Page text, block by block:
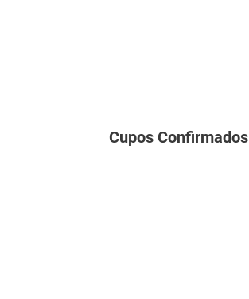
Cupos Confirmados